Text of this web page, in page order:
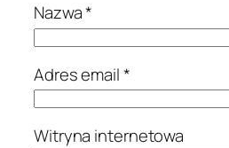
Nazwa*
Adres email*
Witryna internetowa